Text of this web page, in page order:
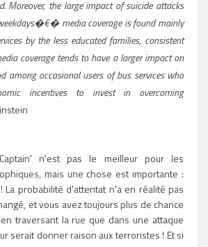
Moreover, the large impact ofsuicide attacks
media coverage is found mainly
by the less educated families, consistent
coverage tends to have a larger impact on
among occasional users of bus services who
incentives to invest in overcoming
n'est pas le meilleur pour les
mais une chose est importante :
La probabilité d'attentat n'a en réalité pas
et vous avez toujours plus de chance
traversant la rue que dans une attaque
serait donner raison aux terroristes ! Et si